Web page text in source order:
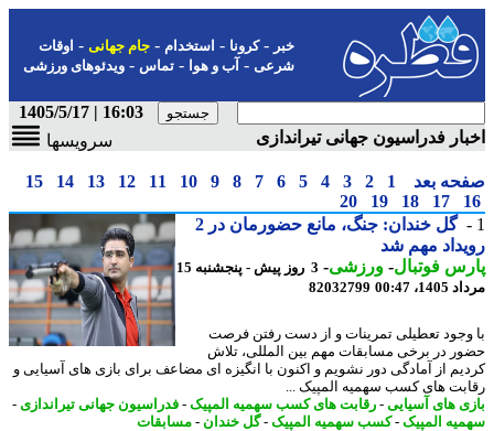
-کرونا-استخدام- جام جهانی-اوقات
شرعی-آب و هوا-تماس-ویدئوهای ورزشی
16:03 | 1405/5/17
فدراسیون جهانی تیراندازی
سرویسها
بعد 1
2
3
4
5
6
7
8
9
10
11
12
13
14
15
17
18
19
20
گل خندان: جنگ، مانع حضورمان در 2
مهم شد
فوتبال-ورزشی-
3 روز پیش - پنجشنبه 15
00:47
82032799
تعطیلی تمرینات و از دست رفتن فرصت
در برخی مسابقات مهم بین المللی، تلاش
از آمادگی دور نشویم و اکنون با انگیزه ای مضاعف برای بازی های آسیایی و
های کسب سهمیه المپیک ...
های آسیایی-رقابت های کسب سهمیه المپیک-فدراسیون جهانی تیراندازی-
المپیک-کسب سهمیه المپیک-گل خندان- مسابقات